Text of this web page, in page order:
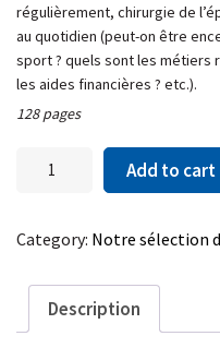
régulièrement, chirurgie de
au quotidien (peut-on être
sport ? quels sont les métiers
les aides financières ? etc.).
128 pages
questions/réponses
comprendre
quantity
Add to cart
Category: Notre sélection
Description